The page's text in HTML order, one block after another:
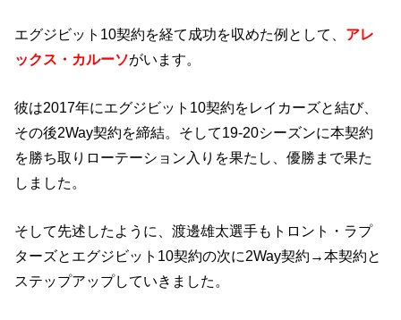
エグジビット10契約を経て成功を収めた例として、 アレ
ックス・カルーソがいます。
彼は2017年にエグジビット10契約をレイカーズと結び、
その後2Way契約を締結。そして19-20シーズンに本契約
を勝ち取りローテーション入りを果たし、優勝まで果た
しました。
そして先述したように、渡邊雄太選手もトロント・ラプ
ターズとエグジビット10契約の次に2Way契約→本契約と
ステップアップしていきました。